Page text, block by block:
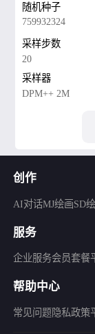
随机种子
759932324
采样步数
20
采样器
DPM++ 2M
创作
AI对话MJ绘画SD
服务
企业服务会员套餐
帮助中心
常见问题隐私政策